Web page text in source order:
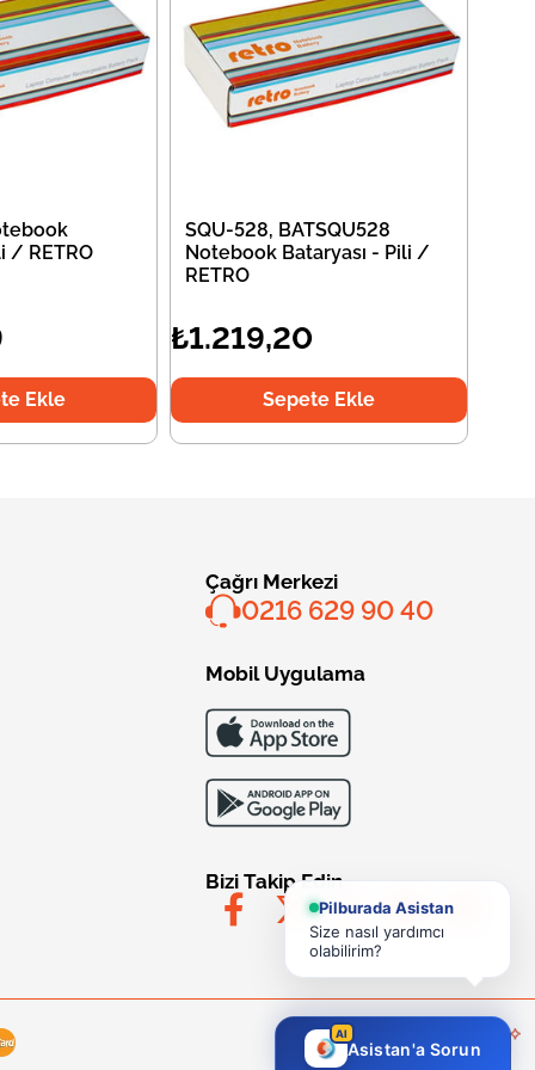
/ RETRO
Ekle
SQU-528, BATSQU528
Notebook Bataryası - Pili /
RETRO
₺1.219,20
Sepete Ekle
Çağrı Merkezi
0216 629 90 40
Mobil Uygulama
Bizi Takip Edin
Pilburada Asistan
Size nasıl yardımcı
olabilirim?
AI
Asistan'a Sorun